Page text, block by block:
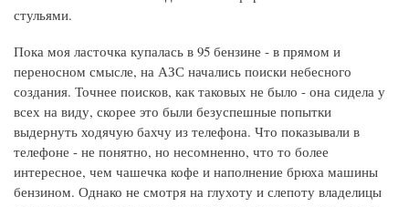
стульями.
Пока моя ласточка купалась в 95 бензине - в прямом и
переносном смысле, на АЗС начались поиски небесного
создания. Точнее поисков, как таковых не было - она сидела у
всех на виду, скорее это были безуспешные попытки
выдернуть ходячую бахчу из телефона. Что показывали в
телефоне - не понятно, но несомненно, что то более
интересное, чем чашечка кофе и наполнение брюха машины
бензином. Однако не смотря на глухоту и слепоту владелицы